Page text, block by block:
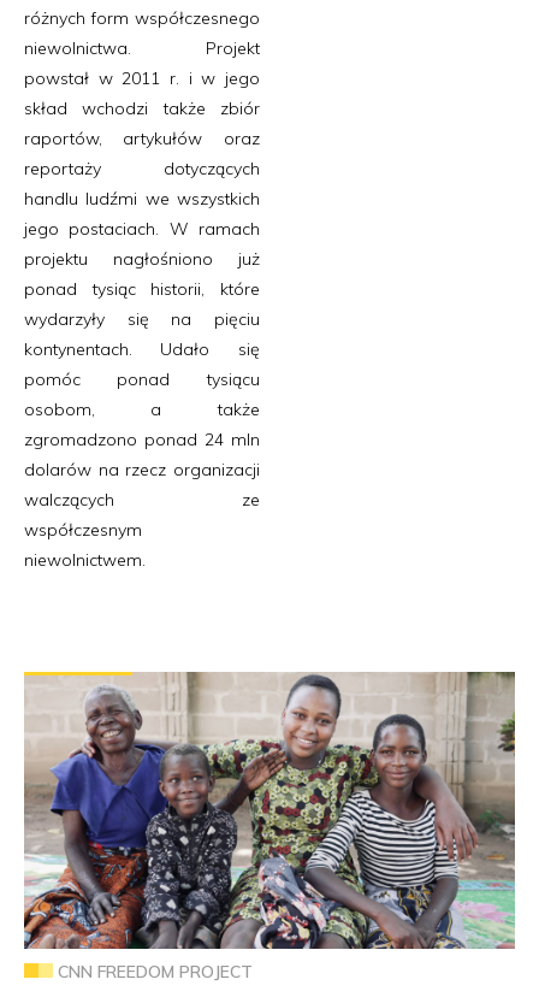
różnych form współczesnego
niewolnictwa. Projekt
powstał w 2011 r. i w jego
skład wchodzi także zbiór
raportów, artykułów oraz
reportaży dotyczących
handlu ludźmi we wszystkich
jego postaciach. W ramach
projektu nagłośniono już
ponad tysiąc historii, które
wydarzyły się na pięciu
kontynentach. Udało się
pomóc ponad tysiącu
osobom, a także
zgromadzono ponad 24 mln
dolarów na rzecz organizacji
walczących ze
współczesnym
niewolnictwem.
CNN FREEDOM PROJECT